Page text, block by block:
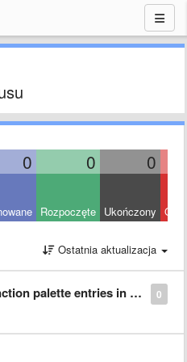
0 0 0
Rozpoczęte Ukończony
Ostatnia aktualizacja
0
in "syncronized" destination folders